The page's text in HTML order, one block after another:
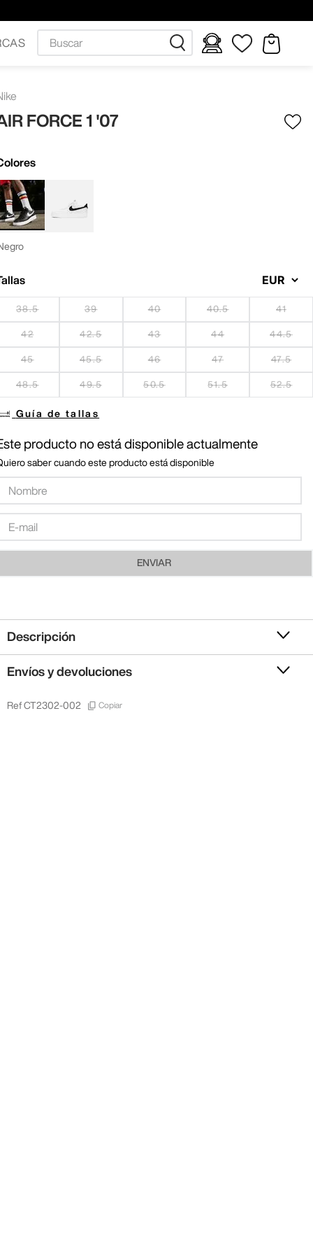
FORCE 1 '07
38.5 39 40 40.5 41
42 42.5 43 44 44.5
45 45.5 46 47 47.5
48.5 49.5 50.5 51.5 52.5
Guía de tallas
producto no está disponible actualmente
saber cuando este producto está disponible
ENVIAR
Descripción
Envíos y devoluciones
Ref CT2302-002 Copiar